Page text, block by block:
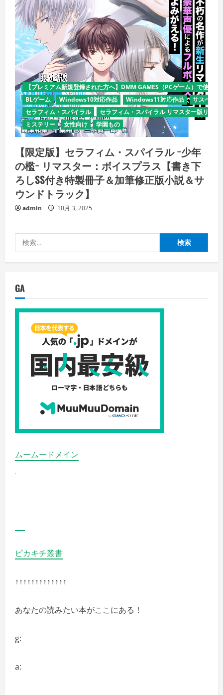
【プレミアム新規登録された方へ】DMM GAMES（PCゲーム）で使え
BLゲーム
Windows10対応作品 Windows11対応作品
サスペンス
セラフィム・スパイラル
セラフィム・スパイラル リマスター版リリ
ミステリー
女性向け 学園もの
【限定版】セラフィム・スパイラル −少年
の檻− リマスター：ボイスプラス【書き下
ろしSS付き特製冊子＆加筆修正版小説＆サ
ウンドトラック】
admin 10月 3, 2025
索:
GA
ムームードメイン
ピカキチ叢書
↑↑↑↑↑↑↑↑↑↑↑↑↑
あなたの読みたい本がここにある！
g:
a: